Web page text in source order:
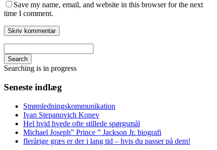
Save my name, email, and website in this browser for the next
time I comment.
Search
Searching is in progress
Seneste indlæg
Strømledningskommunikation
Ivan Stepanovich Konev
Hel hvid hvede ofte stillede spørgsmål
Michael Joseph” Prince ” Jackson Jr. biografi
flerårige græs er der i lang tid – hvis du passer på dem!